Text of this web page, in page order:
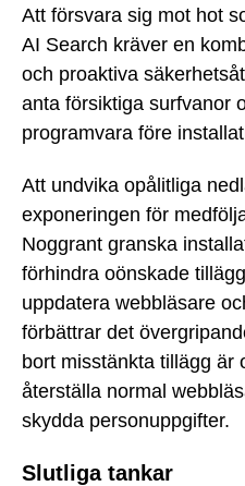
Att försvara sig mot hot
AI Search kräver en
och proaktiva
anta försiktiga surfvanor
programvara före
Att undvika opålitliga
exponeringen för
Noggrant granska
förhindra oönskade
uppdatera webbläsare
förbättrar det
bort misstänkta tillägg är
återställa normal
skydda personuppgifter.
Slutliga tankar